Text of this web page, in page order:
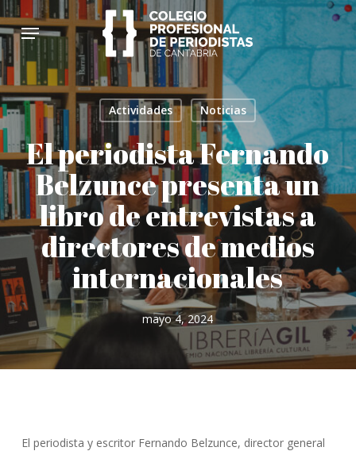
Skip
to
main
content
Menu
Actividades Noticias
El periodista Fernando
Belzunce presenta un
libro de entrevistas a
directores de medios
internacionales
mayo 4, 2024
El periodista y escritor Fernando Belzunce, director general